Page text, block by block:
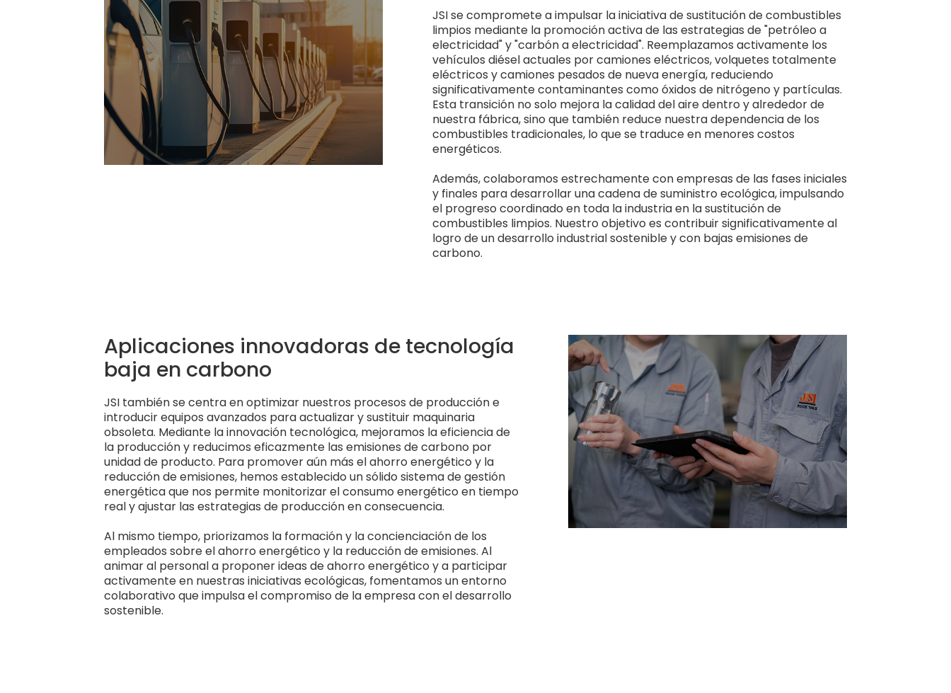
JSI se compromete a impulsar la iniciativa de sustitución de combustibles
limpios mediante la promoción activa de las estrategias de "petróleo a
electricidad" y "carbón a electricidad". Reemplazamos activamente los
vehículos diésel actuales por camiones eléctricos, volquetes totalmente
eléctricos y camiones pesados de nueva energía, reduciendo
significativamente contaminantes como óxidos de nitrógeno y partículas.
Esta transición no solo mejora la calidad del aire dentro y alrededor de
nuestra fábrica, sino que también reduce nuestra dependencia de los
combustibles tradicionales, lo que se traduce en menores costos
energéticos.
Además, colaboramos estrechamente con empresas de las fases iniciales
y finales para desarrollar una cadena de suministro ecológica, impulsando
el progreso coordinado en toda la industria en la sustitución de
combustibles limpios. Nuestro objetivo es contribuir significativamente al
logro de un desarrollo industrial sostenible y con bajas emisiones de
carbono.
Aplicaciones innovadoras de tecnología
baja en carbono
JSI también se centra en optimizar nuestros procesos de producción e
introducir equipos avanzados para actualizar y sustituir maquinaria
obsoleta. Mediante la innovación tecnológica, mejoramos la eficiencia de
la producción y reducimos eficazmente las emisiones de carbono por
unidad de producto. Para promover aún más el ahorro energético y la
reducción de emisiones, hemos establecido un sólido sistema de gestión
energética que nos permite monitorizar el consumo energético en tiempo
real y ajustar las estrategias de producción en consecuencia.
Al mismo tiempo, priorizamos la formación y la concienciación de los
empleados sobre el ahorro energético y la reducción de emisiones. Al
animar al personal a proponer ideas de ahorro energético y a participar
activamente en nuestras iniciativas ecológicas, fomentamos un entorno
colaborativo que impulsa el compromiso de la empresa con el desarrollo
sostenible.